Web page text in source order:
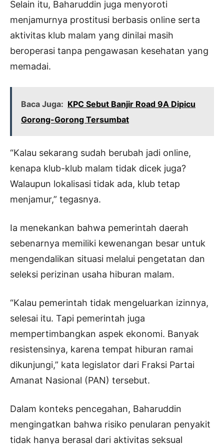
Selain itu, Baharuddin juga menyoroti
menjamurnya prostitusi berbasis online serta
aktivitas klub malam yang dinilai masih
beroperasi tanpa pengawasan kesehatan yang
memadai.
Baca Juga: KPC Sebut Banjir Road 9A Dipicu
Gorong-Gorong Tersumbat
“Kalau sekarang sudah berubah jadi online,
kenapa klub-klub malam tidak dicek juga?
Walaupun lokalisasi tidak ada, klub tetap
menjamur,” tegasnya.
Ia menekankan bahwa pemerintah daerah
sebenarnya memiliki kewenangan besar untuk
mengendalikan situasi melalui pengetatan dan
seleksi perizinan usaha hiburan malam.
“Kalau pemerintah tidak mengeluarkan izinnya,
selesai itu. Tapi pemerintah juga
mempertimbangkan aspek ekonomi. Banyak
resistensinya, karena tempat hiburan ramai
dikunjungi,” kata legislator dari Fraksi Partai
Amanat Nasional (PAN) tersebut.
Dalam konteks pencegahan, Baharuddin
mengingatkan bahwa risiko penularan penyakit
tidak hanya berasal dari aktivitas seksual